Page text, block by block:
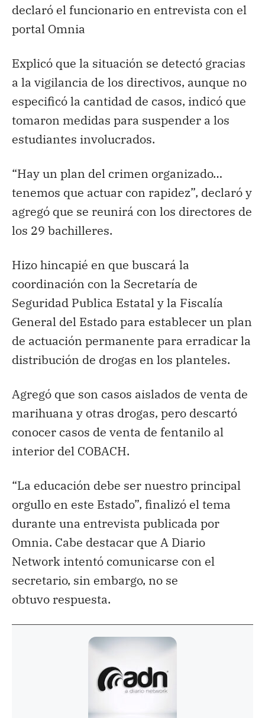
declaró el funcionario en entrevista con el
portal Omnia
Explicó que la situación se detectó gracias
a la vigilancia de los directivos, aunque no
especificó la cantidad de casos, indicó que
tomaron medidas para suspender a los
estudiantes involucrados.
“Hay un plan del crimen organizado…
tenemos que actuar con rapidez”, declaró y
agregó que se reunirá con los directores de
los 29 bachilleres.
Hizo hincapié en que buscará la
coordinación con la Secretaría de
Seguridad Publica Estatal y la Fiscalía
General del Estado para establecer un plan
de actuación permanente para erradicar la
distribución de drogas en los planteles.
Agregó que son casos aislados de venta de
marihuana y otras drogas, pero descartó
conocer casos de venta de fentanilo al
interior del COBACH.
“La educación debe ser nuestro principal
orgullo en este Estado”, finalizó el tema
durante una entrevista publicada por
Omnia. Cabe destacar que A Diario
Network intentó comunicarse con el
secretario, sin embargo, no se
obtuvo respuesta.